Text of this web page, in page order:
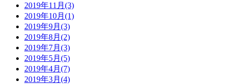
2019年11月 (3)
2019年10月 (1)
2019年9月 (3)
2019年8月 (2)
2019年7月 (3)
2019年5月 (5)
2019年4月 (7)
2019年3月 (4)